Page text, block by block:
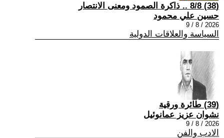
(38) 8/8 .. ذاكرة الصمود ومعنى الانتصار
حسين علي محمود
2026 / 8 / 9
السياسة والعلاقات الدولية
(39) طائرة ورقية
نشوان عزيز عمانوئيل
2026 / 8 / 9
الادب والفن